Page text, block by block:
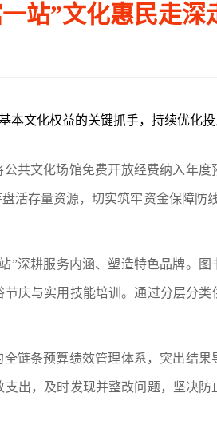
站”文化惠民走深
本文化权益的关键抓手，持续优化
共文化场馆免费开放经费纳入年度
活存量资源，切实筑牢资金保障防
”深耕服务内涵、塑造特色品牌。
节庆与实用技能培训。通过分层分
链条预算绩效管理体系， 突出结果
出，及时发现并整改问题，坚决